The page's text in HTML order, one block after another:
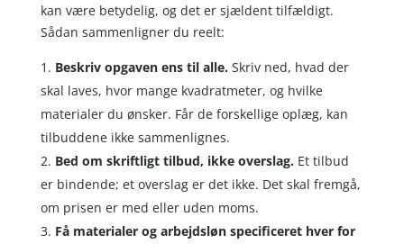
kan være betydelig, og det er sjældent tilfældigt.
Sådan sammenligner du reelt:
Beskriv opgaven ens til alle.Skriv ned, hvad der
skal laves, hvor mange kvadratmeter, og hvilke
materialer du ønsker. Får de forskellige oplæg, kan
tilbuddene ikke sammenlignes.
Bed om skriftligt tilbud, ikke overslag.Et tilbud
er bindende; et overslag er det ikke. Det skal fremgå,
om prisen er med eller uden moms.
Få materialer og arbejdsløn specificeret hver for